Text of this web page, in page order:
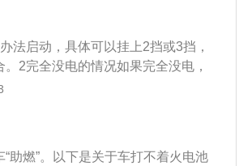
果车主停车时只拉了手刹而忘记把
法启动，具体可以挂上2挡或3挡，
2完全没电的情况如果完全没电，
瓶启动。3连接跨接电缆在连接跨
缆连接后，可起动救援车的发动
向没电的蓄电池应急充电。
助燃”。以下是关于车打不着火电池